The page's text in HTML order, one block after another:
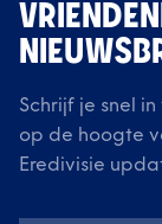
Schrijf je snel
op de hoogte
Eredivisie